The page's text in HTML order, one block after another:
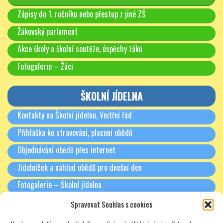
Spravovat Souhlas s cookies
Zápisy do 1. ročníku nebo přestup z jiné ZŠ
Žákovský parlament
Akce školy a školní soutěže, úspěchy žáků
Fotogalerie – Žáci
ŠKOLNÍ JÍDELNA
Kontakty na Školní jídelnu, Vnitřní řád
Přihláška ke stravování, placení obědů
Objednávání obědů přes internet
Jídelníček a náhled obědů pro dnešní den
Fotogalerie – Školní jídelna